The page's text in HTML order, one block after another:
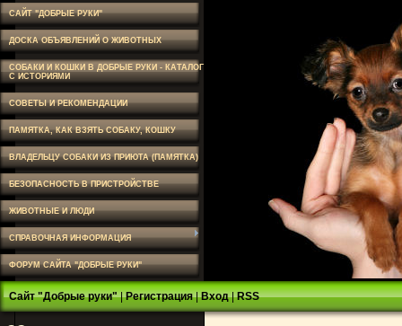
САЙТ "ДОБРЫЕ РУКИ"
ДОСКА ОБЪЯВЛЕНИЙ О ЖИВОТНЫХ
СОБАКИ И КОШКИ В ДОБРЫЕ РУКИ - КАТАЛОГ
С ИСТОРИЯМИ
СОВЕТЫ И РЕКОМЕНДАЦИИ
ПАМЯТКА, КАК ВЗЯТЬ СОБАКУ, КОШКУ
ВЛАДЕЛЬЦУ СОБАКИ ИЗ ПРИЮТА (ПАМЯТКА)
БЕЗОПАСНОСТЬ В ПРИСТРОЙСТВЕ
ЖИВОТНЫЕ И ЛЮДИ
СПРАВОЧНАЯ ИНФОРМАЦИЯ
ФОРУМ САЙТА "ДОБРЫЕ РУКИ"
Сайт "Добрые руки"|Регистрация|Вход|RSS